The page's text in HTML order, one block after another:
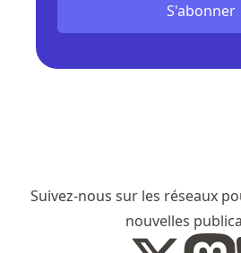
S'abonner
Suivez-nous sur les réseaux
nouvelles